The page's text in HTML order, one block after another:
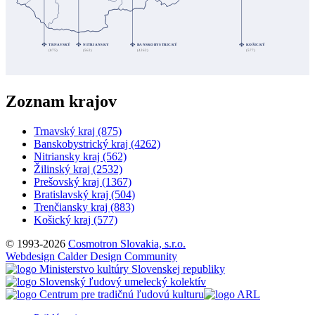
TRNAVSKÝ
(875)
NITRIANSKY
(562) (4262)
BANSKOBYSTRICKÝ
(577)
KOŠICKÝ
Zoznam krajov
Trnavský kraj (875)
Banskobystrický kraj (4262)
Nitriansky kraj (562)
Žilinský kraj (2532)
Prešovský kraj (1367)
Bratislavský kraj (504)
Trenčiansky kraj (883)
Košický kraj (577)
© 1993-2026 Cosmotron Slovakia, s.r.o.
Webdesign Calder Design Community